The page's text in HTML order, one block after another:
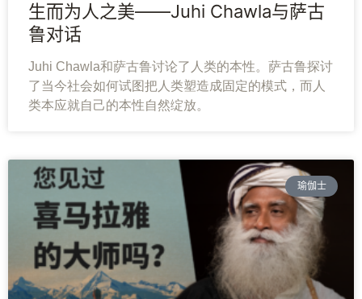
生而为人之美——Juhi Chawla与萨古
鲁对话
Juhi Chawla和萨古鲁讨论了人类的本性。萨古鲁探讨
了当今社会如何试图把人类塑造成固定的模式，而人
类本应就自己的本性自然绽放。
瑜伽士